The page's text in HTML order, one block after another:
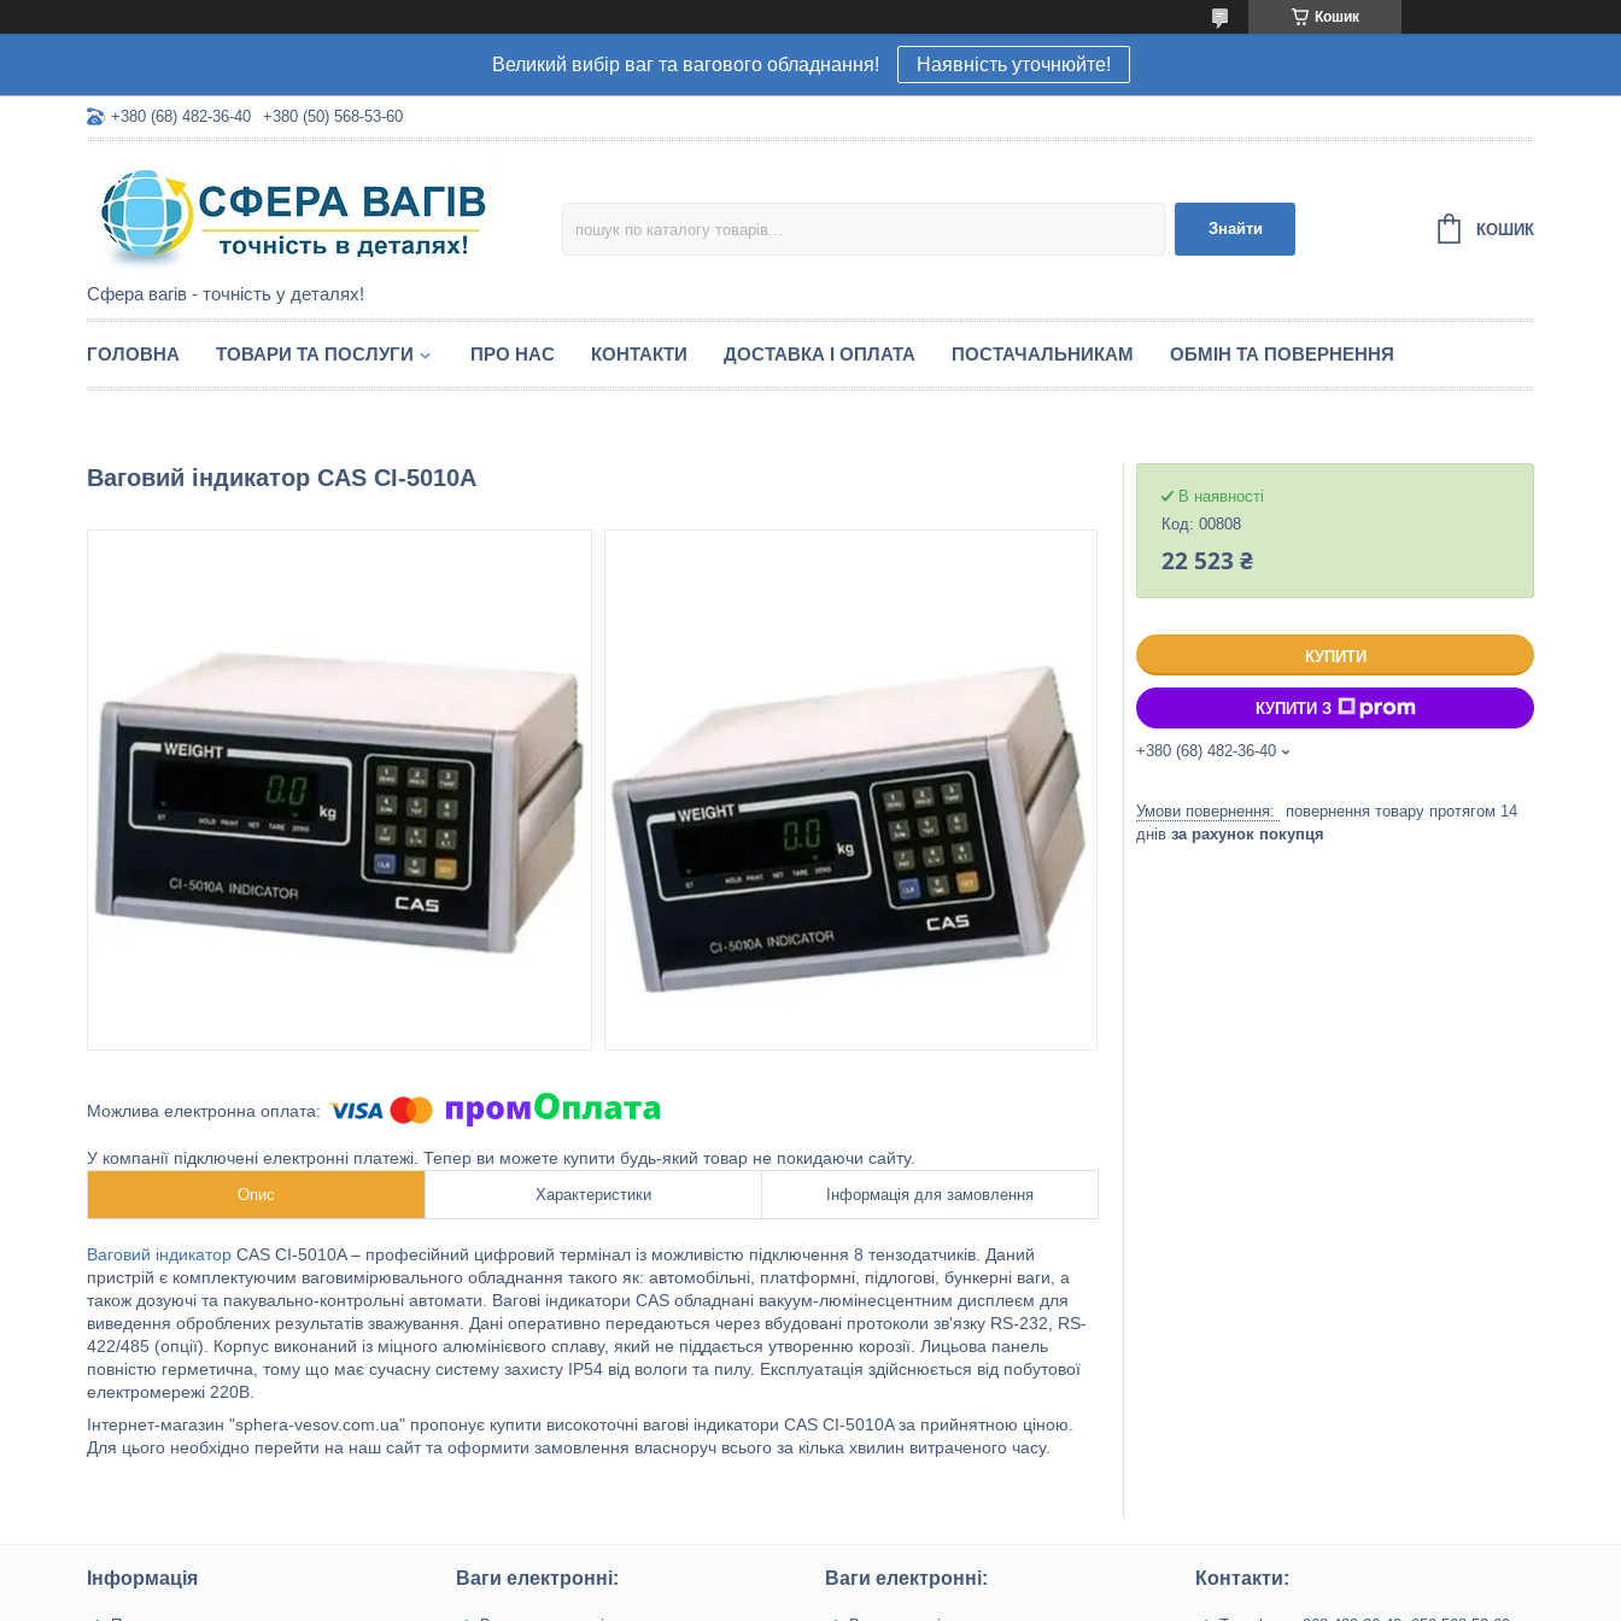
Кошик
Великий вибір ваг та вагового обладнання! Наявність уточнюйте!
+380 (68) 482-36-40 +380 (50) 568-53-60
Сфера вагів - точність у деталях!
Знайти КОШИК
ГОЛОВНА ТОВАРИ ТА ПОСЛУГИ ПРО НАС КОНТАКТИ ДОСТАВКА І ОПЛАТА ПОСТАЧАЛЬНИКАМ ОБМІН ТА ПОВЕРНЕННЯ
Ваговий індикатор CAS CI-5010A
У компанії підключені електронні платежі. Тепер ви можете купити будь-який товар не покидаючи сайту.
Опис Характеристики Інформація для замовлення
Ваговий індикатор CAS CI-5010A – професійний цифровий термінал із можливістю підключення 8 тензодатчиків. Даний
пристрій є комплектуючим ваговимірювального обладнання такого як: автомобільні, платформні, підлогові, бункерні ваги, а
також дозуючі та пакувально-контрольні автомати. Вагові індикатори CAS обладнані вакуум-люмінесцентним дисплеєм для
виведення оброблених результатів зважування. Дані оперативно передаються через вбудовані протоколи зв'язку RS-232, RS-
422/485 (опції). Корпус виконаний із міцного алюмінієвого сплаву, який не піддається утворенню корозії. Лицьова панель
повністю герметична, тому що має сучасну систему захисту IP54 від вологи та пилу. Експлуатація здійснюється від побутової
електромережі 220В.
Інтернет-магазин "sphera-vesov.com.ua" пропонує купити високоточні вагові індикатори CAS CI-5010A за прийнятною ціною.
Для цього необхідно перейти на наш сайт та оформити замовлення власноруч всього за кілька хвилин витраченого часу.
В наявності
Код: 00808
22 523 ₴
КУПИТИ
КУПИТИ З
+380 (68) 482-36-40
повернення товару протягом 14
днів за рахунок покупця
Інформація Ваги електронні: Ваги електронні: Контакти: